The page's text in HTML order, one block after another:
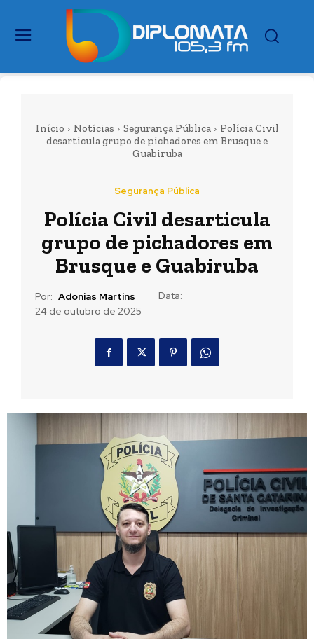
Início Notícias Segurança Pública
Polícia Civil
desarticula grupo de pichadores em Brusque e
Guabiruba
Segurança Pública
Polícia Civil desarticula
grupo de pichadores em
Brusque e Guabiruba
Por: Adonias Martins
Data:
24 de outubro de 2025